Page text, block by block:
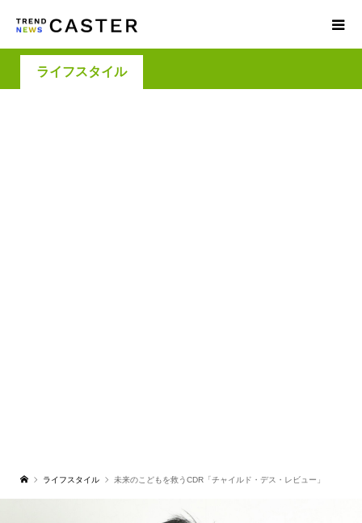
ライフスタイル
ライフスタイル 未来のこどもを救うCDR「チャイルド・デス・レビュー」